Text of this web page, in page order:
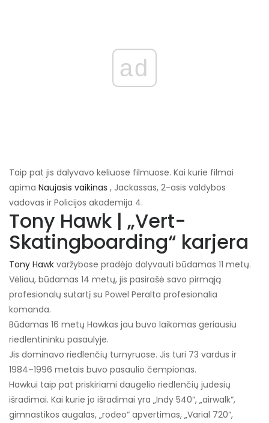
ad
Taip pat jis dalyvavo keliuose filmuose. Kai kurie filmai
apima Naujasis vaikinas , Jackassas, 2-asis valdybos
vadovas ir Policijos akademija 4.
Tony Hawk | „Vert-
Skatingboarding“ karjera
Tony Hawk varžybose pradėjo dalyvauti būdamas 11 metų.
Vėliau, būdamas 14 metų, jis pasirašė savo pirmąją
profesionalų sutartį su Powel Peralta profesionalia
komanda.
Būdamas 16 metų Hawkas jau buvo laikomas geriausiu
riedlentininku pasaulyje.
Jis dominavo riedlenčių turnyruose. Jis turi 73 vardus ir
1984–1996 metais buvo pasaulio čempionas.
Hawkui taip pat priskiriami daugelio riedlenčių judesių
išradimai. Kai kurie jo išradimai yra „Indy 540“, „airwalk“,
gimnastikos augalas, „rodeo“ apvertimas, „Varial 720“,